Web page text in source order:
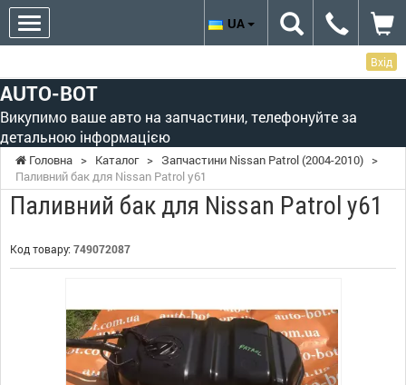
Вхід
AUTO-BOT
Викупимо ваше авто на запчастини, телефонуйте за
детальною інформацією
UA
Головна > Каталог > Запчастини Nissan Patrol (2004-2010) >
Паливний бак для Nissan Patrol y61
Паливний бак для Nissan Patrol y61
Код товару: 749072087